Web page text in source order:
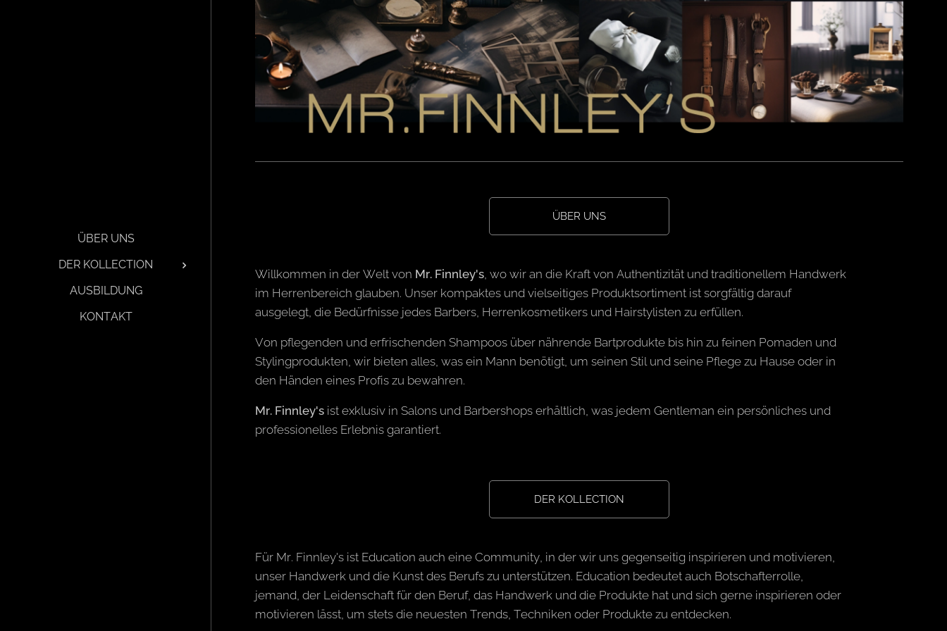
ÜBER UNS
DER KOLLECTION
AUSBILDUNG
KONTAKT
ÜBER UNS
Willkommen in der Welt von Mr. Finnley's , wo wir an die Kraft von Authentizität und traditionellem Handwerk
im Herrenbereich glauben. Unser kompaktes und vielseitiges Produktsortiment ist sorgfältig darauf
ausgelegt, die Bedürfnisse jedes Barbers, Herrenkosmetikers und Hairstylisten zu erfüllen.
Von pflegenden und erfrischenden Shampoos über nährende Bartprodukte bis hin zu feinen Pomaden und
Stylingprodukten, wir bieten alles, was ein Mann benötigt, um seinen Stil und seine Pflege zu Hause oder in
den Händen eines Profis zu bewahren.
Mr. Finnley's ist exklusiv in Salons und Barbershops erhältlich, was jedem Gentleman ein persönliches und
professionelles Erlebnis garantiert.
DER KOLLECTION
Für Mr. Finnley's ist Education auch eine Community, in der wir uns gegenseitig inspirieren und motivieren,
unser Handwerk und die Kunst des Berufs zu unterstützen. Education bedeutet auch Botschafterrolle,
jemand, der Leidenschaft für den Beruf, das Handwerk und die Produkte hat und sich gerne inspirieren oder
motivieren lässt, um stets die neuesten Trends, Techniken oder Produkte zu entdecken.